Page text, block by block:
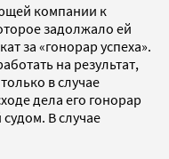
компании к
задолжало ей
за «гонорар успеха».
на результат,
в случае
дела его гонорар
В случае